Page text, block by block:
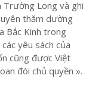
Trường Long và ghi
thăm dường
Bắc Kinh trong
yêu sách của
cũng được Việt
đòi chủ quyền ».